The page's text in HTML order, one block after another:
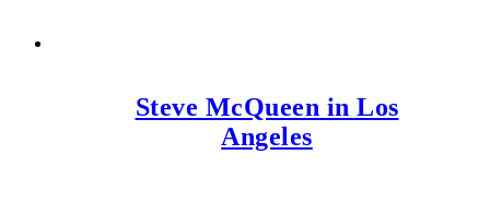
Steve McQueen in Los
Angeles